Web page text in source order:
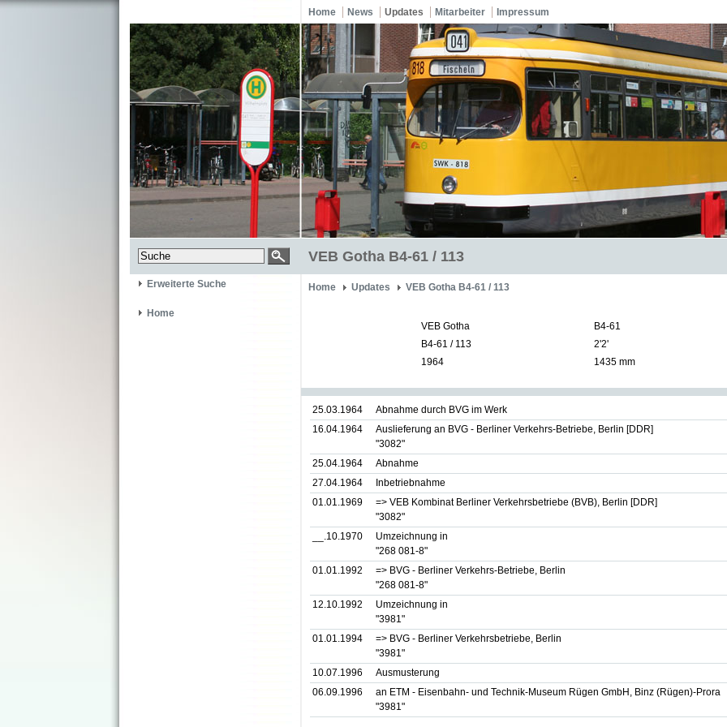
Home News Updates Mitarbeiter Impressum
VEB Gotha B4-61 / 113
Erweiterte Suche
Home
Home Updates VEB Gotha B4-61 / 113
VEB Gotha
B4-61
B4-61 / 113
2'2'
1964
1435 mm
25.03.1964
Abnahme durch BVG im Werk
16.04.1964
Auslieferung an BVG - Berliner Verkehrs-Betriebe, Berlin [DDR]
"3082"
25.04.1964
Abnahme
27.04.1964
Inbetriebnahme
01.01.1969
=> VEB Kombinat Berliner Verkehrsbetriebe (BVB), Berlin [DDR]
"3082"
__.10.1970
Umzeichnung in
"268 081-8"
01.01.1992
=> BVG - Berliner Verkehrs-Betriebe, Berlin
"268 081-8"
12.10.1992
Umzeichnung in
"3981"
01.01.1994
=> BVG - Berliner Verkehrsbetriebe, Berlin
"3981"
10.07.1996
Ausmusterung
06.09.1996
an ETM - Eisenbahn- und Technik-Museum Rügen GmbH, Binz (Rügen)-Prora
"3981"